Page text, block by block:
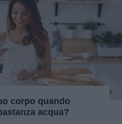
corpo quando
acqua?